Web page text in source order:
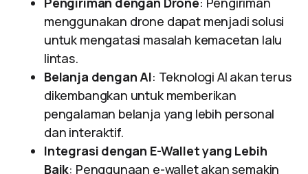
menggunakan drone dapat menjadi solusi
untuk mengatasi masalah kemacetan lalu
lintas.
Belanja dengan AI: Teknologi AI akan terus
dikembangkan untuk memberikan
pengalaman belanja yang lebih personal
dan interaktif.
Integrasi dengan E-Wallet yang Lebih
Baik: Penggunaan e-wallet akan semakin